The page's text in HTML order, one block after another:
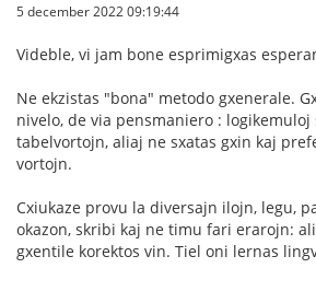
5 december 2022 09:19:44
Videble, vi jam bone esprimigxas
Ne ekzistas "bona" metodo gxenerale.
nivelo, de via pensmaniero : logikemuloj
tabelvortojn, aliaj ne sxatas gxin kaj
vortojn.
Cxiukaze provu la diversajn ilojn, legu,
okazon, skribi kaj ne timu fari erarojn:
gxentile korektos vin. Tiel oni lernas